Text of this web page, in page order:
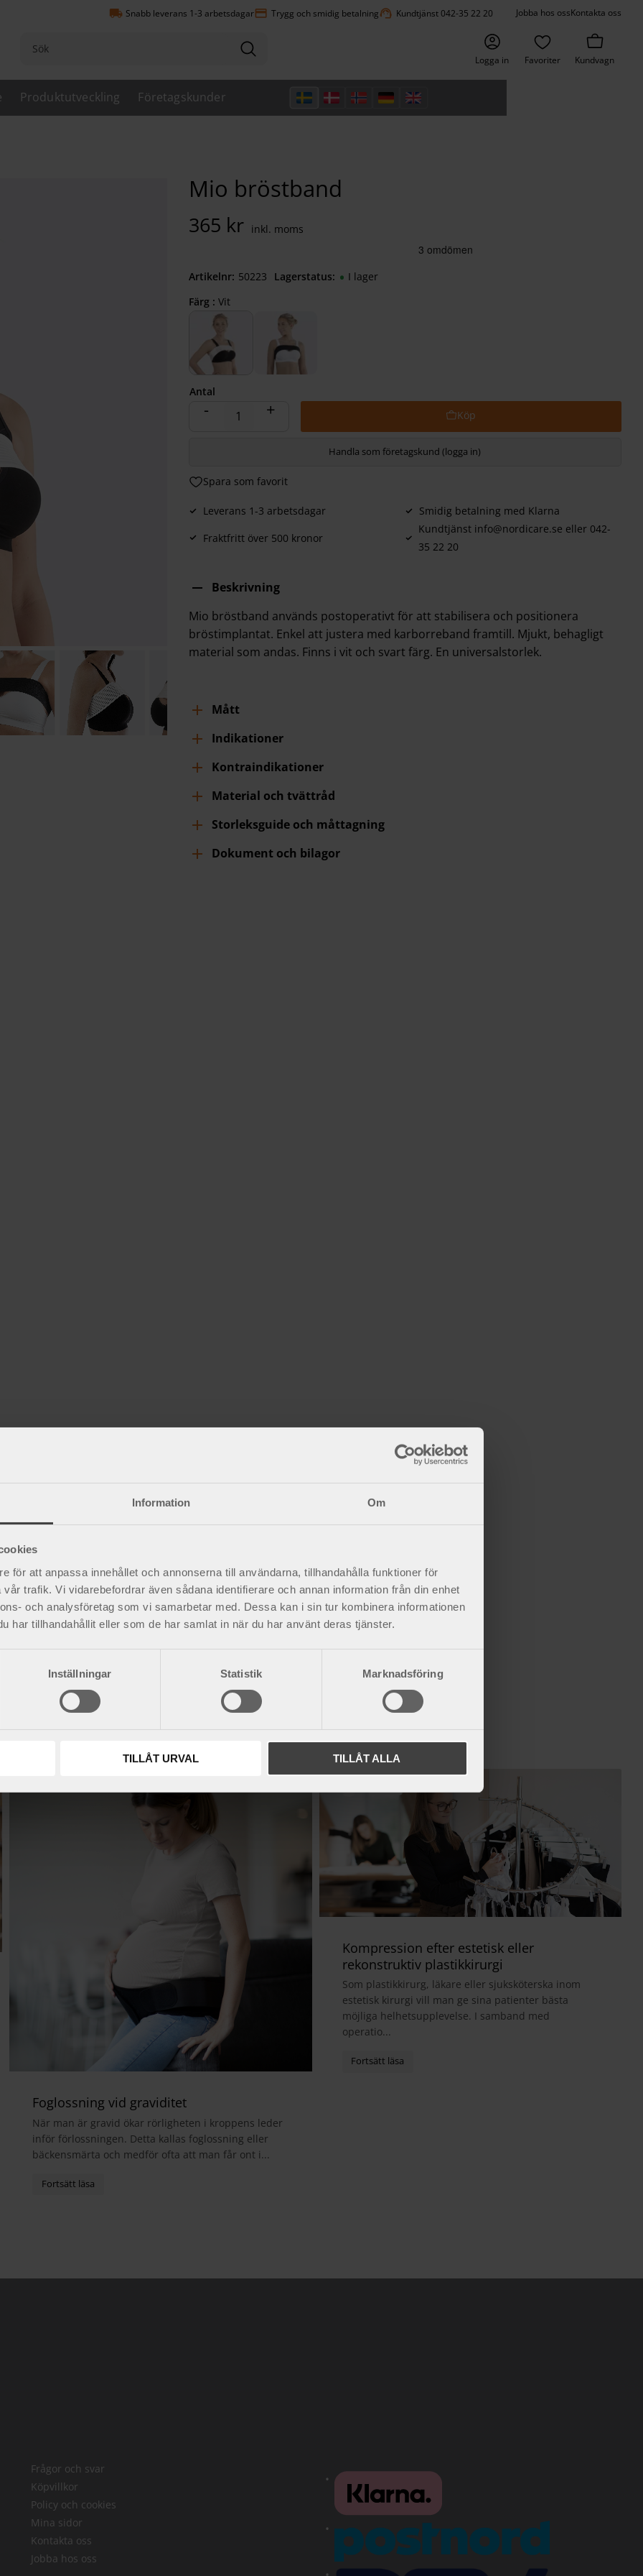
Information Om
för att anpassa innehållet och annonserna till användarna, tillhandahålla funktioner för
trafik. Vi vidarebefordrar även sådana identifierare och annan information från din enhet
och analysföretag som vi samarbetar med. Dessa kan i sin tur kombinera informationen
har tillhandahållit eller som de har samlat in när du har använt deras tjänster.
Inställningar Statistik Marknadsföring
TILLÅT URVAL TILLÅT ALLA
local_shipping Snabb leverans 1-3 arbetsdagarpayment Trygg och smidig betalningsupport_agent Kundtjänst 042-35 22 20 Jobba hos ossKontakta oss
Produktutveckling Företagskunder
Logga in Favoriter Kundvagn
Mio bröstband
365 kr
Färg : Vit
Antal
+
-
Lägg till i favoriter
Handla som företagskund (logga in)
Leverans 1-3 arbetsdagar
Smidig betalning med Klarna
Fraktfritt över 500 kronor
Kundtjänst info@nordicare.se eller 042-
35 22 20
Lagerstatus I lager
Artikelnr 502230950
Beskrivning
Mio bröstband används postoperativt för att stabilisera och positionera
bröstimplantat. Enkel att justera med karborreband framtill. Mjukt, behagligt
material som andas. Finns i vit och svart färg. En universalstorlek.
Mått
Indikationer
Kontraindikationer
Material och tvättråd
Storleksguide och måttagning
Dokument och bilagor
Foglossning vid graviditet
När man är gravid ökar rörligheten i kroppens leder
inför förlossningen. Detta kallas foglossning eller
bäckensmärta och medför ofta att man får ont i...
Kompression efter estetisk eller
rekonstruktiv plastikkirurgi
Som plastikkirurg, läkare eller sjuksköterska inom
estetisk kirurgi vill man ge sina patienter bästa
möjliga helhetsupplevelse. I samband med
operatio...
Frågor och svar
Köpvillkor
Policy och cookies
Mina sidor
Kontakta oss
Jobba hos oss